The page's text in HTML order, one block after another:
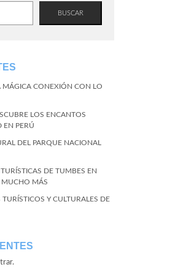
BUSCAR
MÁGICA CONEXIÓN CON LO
LOS ENCANTOS
EN PERÚ
DEL PARQUE NACIONAL
DE TUMBES EN
MUCHO MÁS
Y CULTURALES DE